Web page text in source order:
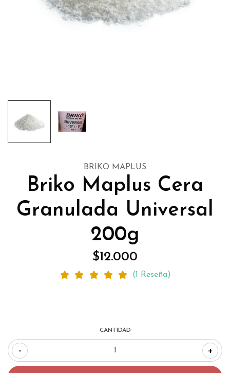
BRIKO MAPLUS
Briko Maplus Cera
Granulada Universal
200g
$12.000
(1 Reseña)
CANTIDAD
- +